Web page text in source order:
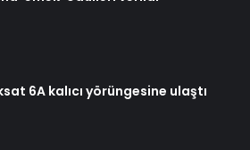
6A kalıcı yörüngesine ulaştı